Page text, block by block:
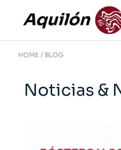
HOME BLOG
Noticias &